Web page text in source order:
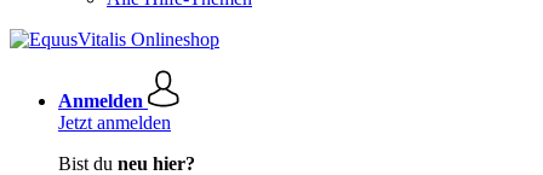
Anmelden
Jetzt anmelden
Bist du neu hier?